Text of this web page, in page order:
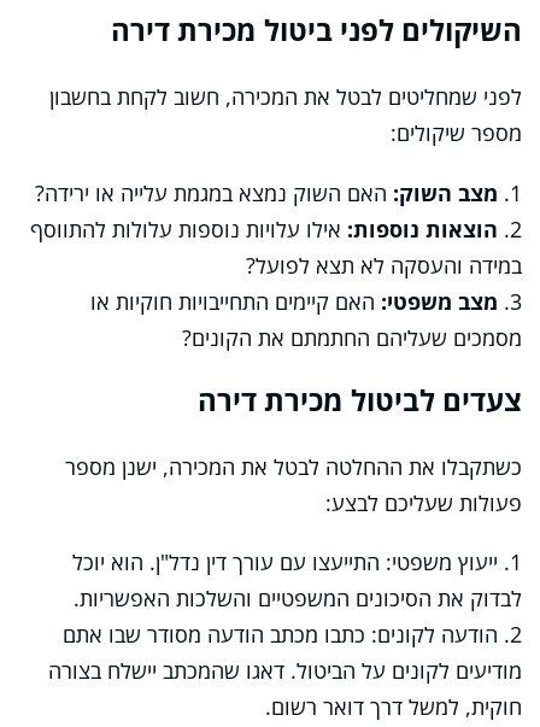
השיקולים לפני ביטול מכירת דירה
לפני שמחליטים לבטל את המכירה, חשוב לקחת בחשבון
מספר שיקולים:
1. מצב השוק: האם השוק נמצא במגמת עלייה או ירידה?
2. הוצאות נוספות: אילו עלויות נוספות עלולות להתווסף
במידה והעסקה לא תצא לפועל?
3. מצב משפטי: האם קיימים התחייבויות חוקיות או
מסמכים שעליהם החתמתם את הקונים?
צעדים לביטול מכירת דירה
כשתקבלו את ההחלטה לבטל את המכירה, ישנן מספר
פעולות שעליכם לבצע:
1. ייעוץ משפטי: התייעצו עם עורך דין נדל"ן. הוא יוכל
לבדוק את הסיכונים המשפטיים והשלכות האפשריות.
2. הודעה לקונים: כתבו מכתב הודעה מסודר שבו אתם
מודיעים לקונים על הביטול. דאגו שהמכתב יישלח בצורה
חוקית, למשל דרך דואר רשום.